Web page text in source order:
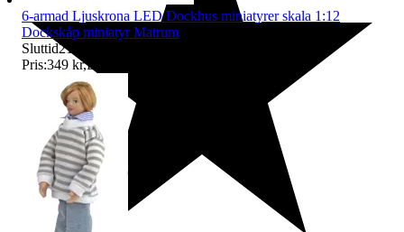
6-armad Ljuskrona LED Dockhus miniatyrer skala 1:12
Dockskåp miniatyr Matrum
Sluttid21:48
Pris:349 kr,Eller Köp nu